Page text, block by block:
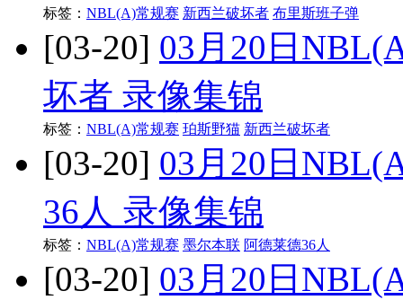
标签： NBL(A)常规赛 新西兰破坏者 布里斯班子弹
[03-20] 03月20日
坏者 录像集锦
标签： NBL(A)常规赛 珀斯野猫 新西兰破坏者
[03-20] 03月20日
36人 录像集锦
标签： NBL(A)常规赛 墨尔本联 阿德莱德36人
[03-20] 03月20日